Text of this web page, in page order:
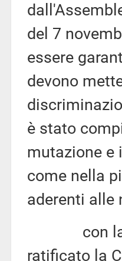
del 7
essere
devono
è stato
mutazione e
come nella
aderenti alle
con la
ratificato la